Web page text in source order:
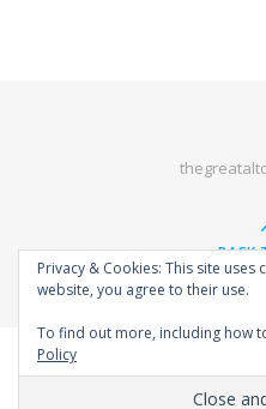
BACK
Privacy & Cookies: This site
website, you agree to their use.
To find out more, including how
Policy